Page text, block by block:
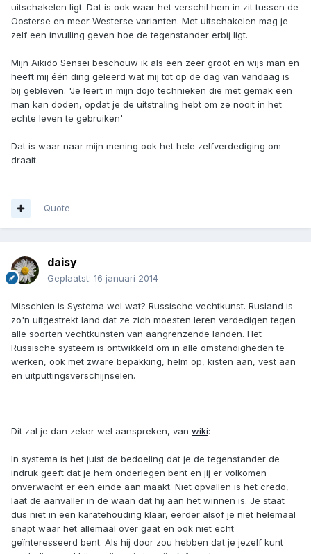
uitschakelen ligt. Dat is ook waar het verschil hem in zit tussen de
Oosterse en meer Westerse varianten. Met uitschakelen mag je
zelf een invulling geven hoe de tegenstander erbij ligt.
Mijn Aikido Sensei beschouw ik als een zeer groot en wijs man en
heeft mij één ding geleerd wat mij tot op de dag van vandaag is
bij gebleven. 'Je leert in mijn dojo technieken die met gemak een
man kan doden, opdat je de uitstraling hebt om ze nooit in het
echte leven te gebruiken'
Dat is waar naar mijn mening ook het hele zelfverdediging om
draait.
Quote
daisy
Geplaatst: 16 januari 2014
Misschien is Systema wel wat? Russische vechtkunst. Rusland is
zo'n uitgestrekt land dat ze zich moesten leren verdedigen tegen
alle soorten vechtkunsten van aangrenzende landen. Het
Russische systeem is ontwikkeld om in alle omstandigheden te
werken, ook met zware bepakking, helm op, kisten aan, vest aan
en uitputtingsverschijnselen.
Dit zal je dan zeker wel aanspreken, van wiki:
In systema is het juist de bedoeling dat je de tegenstander de
indruk geeft dat je hem onderlegen bent en jij er volkomen
onverwacht er een einde aan maakt. Niet opvallen is het credo,
laat de aanvaller in de waan dat hij aan het winnen is. Je staat
dus niet in een karatehouding klaar, eerder alsof je niet helemaal
snapt waar het allemaal over gaat en ook niet echt
geïnteresseerd bent. Als hij door zou hebben dat je jezelf kunt